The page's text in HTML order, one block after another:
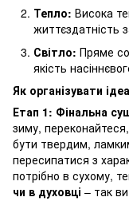
Тепло: Висока
життєздатність
Світло: Пряме
якість
Як організувати
Етап 1: Фінальна
зиму,
бути твердим,
пересипатися з
потрібно в сухому,
чи в духовці – так